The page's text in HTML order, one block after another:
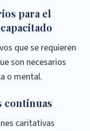
para el
que se requieren
son necesarios
o mental.
continuas
caritativas